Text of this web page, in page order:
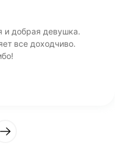
и добрая девушка.
все доходчиво.